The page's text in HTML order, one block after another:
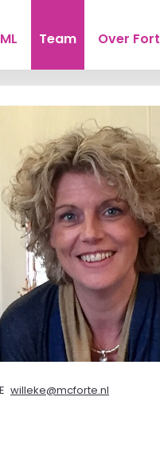
Team Over
E willeke@mcforte.nl